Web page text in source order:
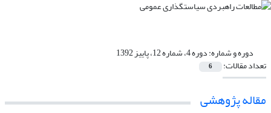
دوره و شماره:دوره 4، شماره 12، پاییز 1392
تعداد مقالات: 6
مقاله پژوهشی